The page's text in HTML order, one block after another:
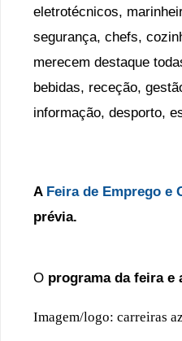
eletrotécnicos,
segurança, chefs,
merecem destaque
bebidas, receção,
informação, desporto,
AFeira de Emprego e
prévia.
O programa da feira e
Imagem/logo: carreiras